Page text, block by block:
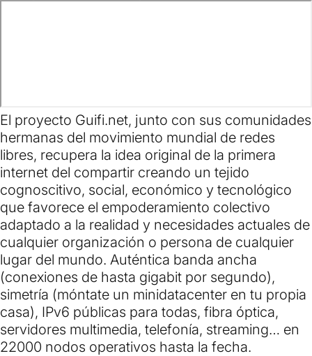
El proyecto Guifi.net, junto con sus comunidades
hermanas del movimiento mundial de redes
libres, recupera la idea original de la primera
internet del compartir creando un tejido
cognoscitivo, social, económico y tecnológico
que favorece el empoderamiento colectivo
adaptado a la realidad y necesidades actuales de
cualquier organización o persona de cualquier
lugar del mundo. Auténtica banda ancha
(conexiones de hasta gigabit por segundo),
simetría­ (móntate un minidatacenter en tu propia
casa), IPv6 públicas para todas, fibra óptica,
servidores multimedia, telefonía, streaming… en
22000 nodos operativos hasta la fecha.